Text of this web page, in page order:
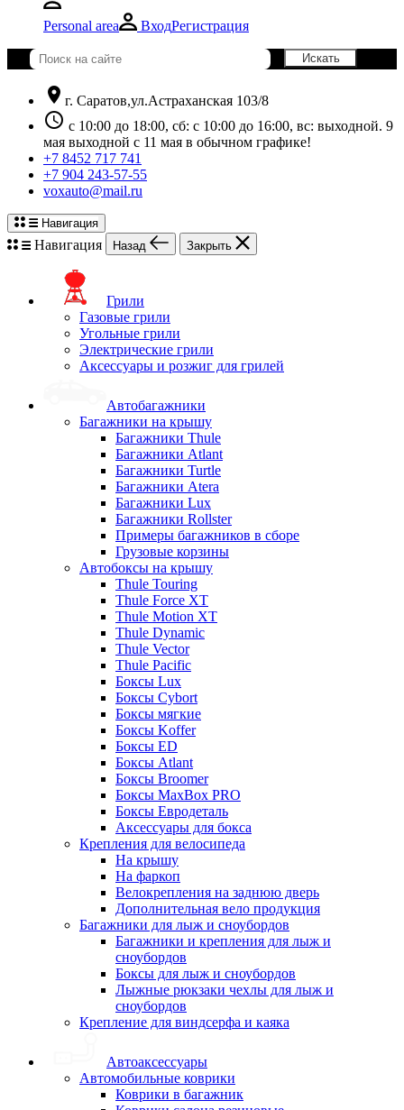
Personal area ВходРегистрация
location_on г. Саратов,ул.Астраханская 103/8
schedule с 10:00 до 18:00, сб: с 10:00 до 16:00, вс: выходной. 9
мая выходной с 11 мая в обычном графике!
+7 8452 717 741
+7 904 243-57-55
voxauto@mail.ru
Навигация
Навигация Назад Закрыть
Грили
Газовые грили
Угольные грили
Электрические грили
Аксессуары и розжиг для грилей
Автобагажники
Багажники на крышу
Багажники Thule
Багажники Atlant
Багажники Turtle
Багажники Atera
Багажники Lux
Багажники Rollster
Примеры багажников в сборе
Грузовые корзины
Автобоксы на крышу
Thule Touring
Thule Force XT
Thule Motion XT
Thule Dynamic
Thule Vector
Thule Pacific
Боксы Lux
Боксы Cybort
Боксы мягкие
Боксы Koffer
Боксы ED
Боксы Atlant
Боксы Broomer
Боксы MaxBox PRO
Боксы Евродеталь
Аксессуары для бокса
Крепления для велосипеда
На крышу
На фаркоп
Велокрепления на заднюю дверь
Дополнительная вело продукция
Багажники для лыж и сноубордов
Багажники и крепления для лыж и
сноубордов
Боксы для лыж и сноубордов
Лыжные рюкзаки чехлы для лыж и
сноубордов
Крепление для виндсерфа и каяка
Автоаксессуары
Автомобильные коврики
Коврики в багажник